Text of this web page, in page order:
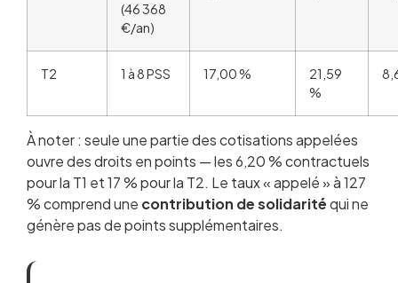
(46 368
€/an)
T2 1 à 8 PSS 17,00 %
21,59
%
À noter : seule une partie des cotisations appelées
ouvre des droits en points — les 6,20 % contractuels
pour la T1 et 17 % pour la T2. Le taux « appelé » à 127
% comprend une contribution de solidaritéqui ne
génère pas de points supplémentaires.